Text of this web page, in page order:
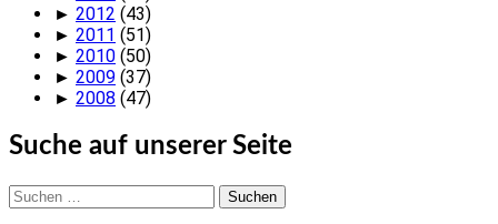
► 2012 (43)
► 2011 (51)
► 2010 (50)
► 2009 (37)
► 2008 (47)
Suche auf unserer Seite
Suchen
nach: